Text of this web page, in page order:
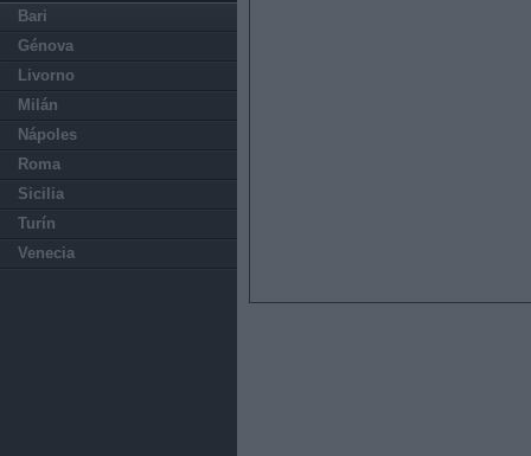
Bari
Génova
Livorno
Milán
Nápoles
Roma
Sicilia
Turín
Venecia